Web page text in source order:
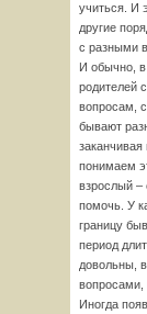
учиться. И
другие
с разными
И обычно,
родителей
вопросам,
бывают
понимаем
взрослый –
помочь. У
границу
период
довольны,
вопросами,
Иногда